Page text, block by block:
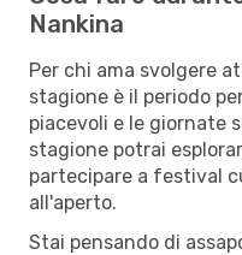
Nankina
Per chi ama svolgere
stagione è il periodo
piacevoli e le giornate
stagione potrai
partecipare a festival
all'aperto.
Stai pensando di